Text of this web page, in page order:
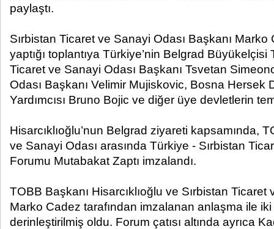
paylaştı.
Sırbistan Ticaret ve Sanayi Odası Başkanı Marko
yaptığı toplantıya Türkiye’nin Belgrad
Ticaret ve Sanayi Odası Başkanı Tsvetan
Odası Başkanı Velimir Mujiskovic, Bosna Hersek
Yardımcısı Bruno Bojic ve diğer üye devletlerin
Hisarcıklıoğlu’nun Belgrad ziyareti kapsamında,
ve Sanayi Odası arasında Türkiye - Sırbistan
Forumu Mutabakat Zaptı imzalandı.
TOBB Başkanı Hisarcıklıoğlu ve Sırbistan Ticaret
Marko Cadez tarafından imzalanan anlaşma ile
derinleştirilmiş oldu. Forum çatısı altında ayrıca